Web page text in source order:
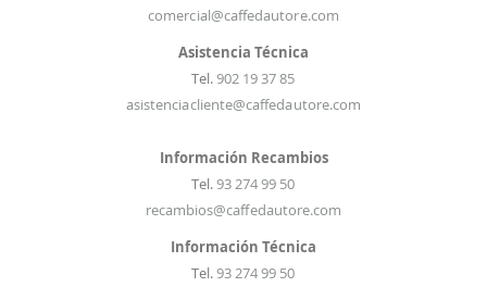
comercial@caffedautore.com
Asistencia Técnica
Tel.902 19 37 85
asistenciacliente@caffedautore.com
Información Recambios
Tel.93 274 99 50
recambios@caffedautore.com
Información Técnica
Tel.93 274 99 50